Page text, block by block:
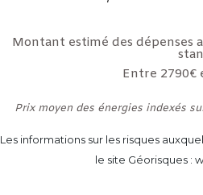
Montant estimé des dépenses
Entre 2790€
Prix moyen des énergies indexés
Les informations sur les risques
le site Géorisques :